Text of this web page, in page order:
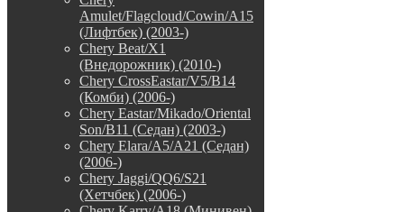
Amulet/Flagcloud/Cowin/A15
(Лифтбек) (2003-)
Chery Beat/X1
(Внедорожник) (2010-)
Chery CrossEastar/V5/B14
(Комби) (2006-)
Chery Eastar/Mikado/Oriental
Son/B11 (Седан) (2003-)
Chery Elara/A5/A21 (Седан)
(2006-)
Chery Jaggi/QQ6/S21
(Хетчбек) (2006-)